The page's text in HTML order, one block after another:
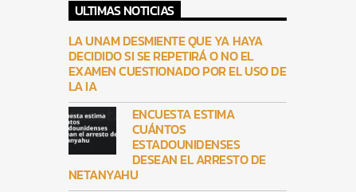
ULTIMAS NOTICIAS
LA UNAM DESMIENTE QUE YA HAYA
DECIDIDO SI SE REPETIRÁ O NO EL
EXAMEN CUESTIONADO POR EL USO DE
LA IA
ENCUESTA ESTIMA
CUÁNTOS
ESTADOUNIDENSES
DESEAN EL ARRESTO DE
NETANYAHU